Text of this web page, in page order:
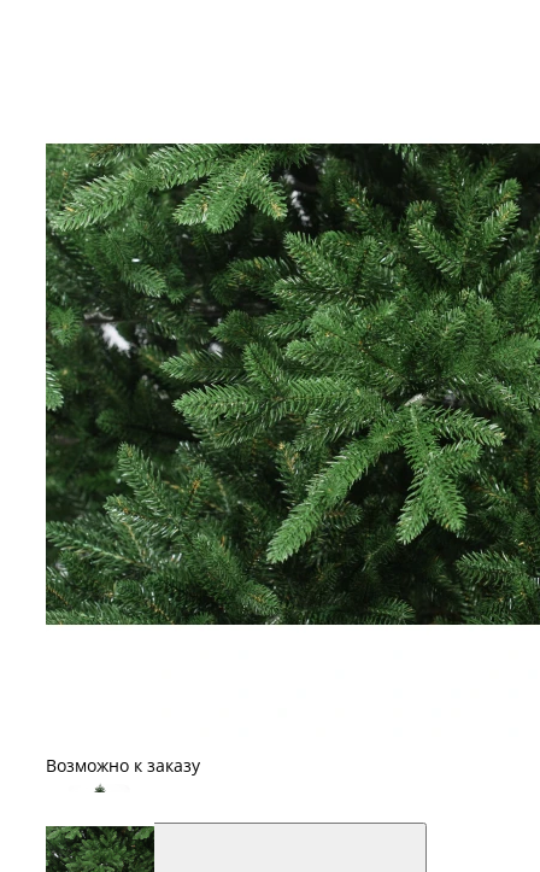
Возможно к заказу